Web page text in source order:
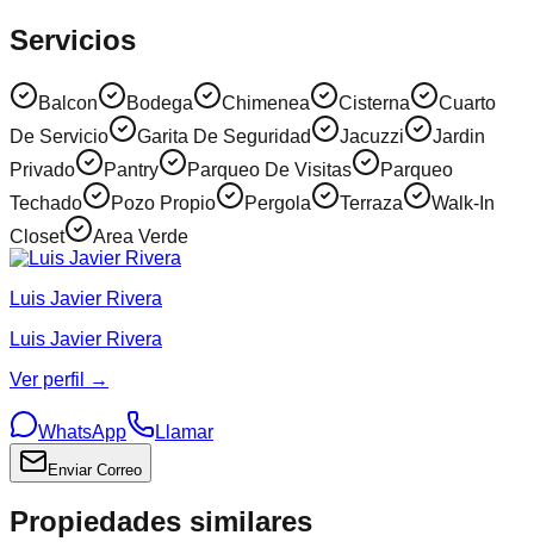
Servicios
Balcon Bodega Chimenea Cisterna
Cuarto
De Servicio
Garita De Seguridad Jacuzzi
Jardin
Privado
Pantry Parqueo De Visitas
Parqueo
Techado
Pozo Propio Pergola Terraza
Walk-In
Closet
Area Verde
Luis Javier Rivera
Luis Javier Rivera
Ver perfil →
WhatsApp Llamar
Enviar Correo
Propiedades similares